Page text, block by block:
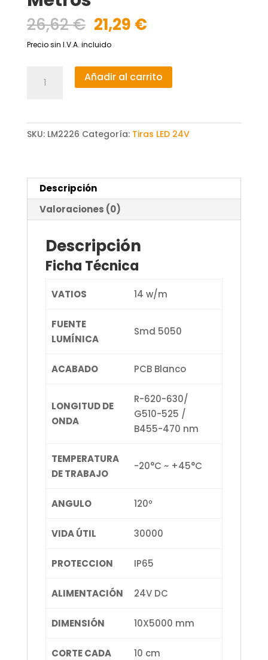
26,62€ El
precio
original
era:
26,62 €.
21,29 €El
es:
21,29 €.
Precio sin I.V.A. incluido
Smd5050
Rgb
Led/m
-
Metros
cantidad
Añadir al carrito
SKU: LM2226 Categoría: Tiras LED 24V
Descripción
Valoraciones (0)
Descripción
Ficha Técnica
VATIOS 14 w/m
FUENTE
LUMÍNICA
Smd 5050
ACABADO PCB Blanco
LONGITUD DE
ONDA
R-620-630/
G510-525 /
B455-470 nm
TEMPERATURA
DE TRABAJO
-20°C ~ +45°C
ANGULO 120º
VIDA ÚTIL 30000
PROTECCION IP65
ALIMENTACIÓN 24V DC
DIMENSIÓN 10X5000 mm
CORTE CADA 10 cm